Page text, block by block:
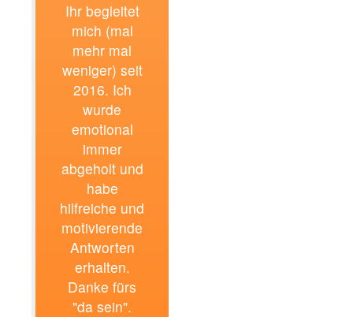
Ihr begleitet
mich (mal
mehr mal
weniger) seit
2016. Ich
wurde
emotional
immer
abgeholt und
habe
hilfreiche und
motivierende
Antworten
erhalten.
Danke fürs
"da sein".